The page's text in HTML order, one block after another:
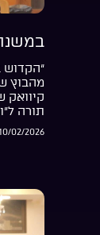
“הקדוש
מהבוץ
קיוואק
תורה
02/2026